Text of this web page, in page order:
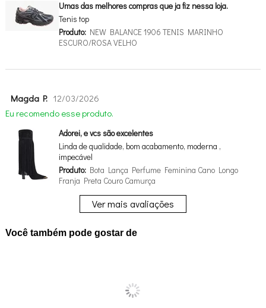
Umas das melhores compras que ja fiz nessa loja.
Tenis top
Produto:NEW BALANCE 1906 TENIS MARINHO
ESCURO/ROSA VELHO
Magda P. 12/03/2026
Eu recomendo esse produto.
Adorei, e vcs são excelentes
Linda de qualidade, bom acabamento, moderna ,
impecável
Produto:Bota Lança Perfume Feminina Cano Longo
Franja Preta Couro Camurça
Ver mais avaliações
Você também pode gostar de